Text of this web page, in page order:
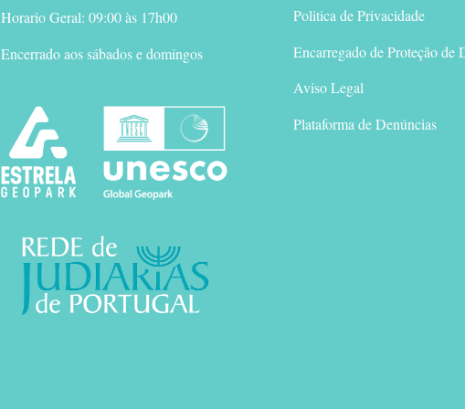
Horario Geral: 09:00 às 17h00
Encerrado aos sábados e domingos
Politica de Privacidade
Encarregado de Proteção de
Aviso Legal
Plataforma de Denúncias